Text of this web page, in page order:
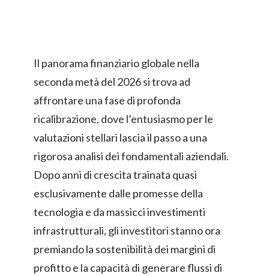
Il panorama finanziario globale nella
seconda metà del 2026 si trova ad
affrontare una fase di profonda
ricalibrazione, dove l’entusiasmo per le
valutazioni stellari lascia il passo a una
rigorosa analisi dei fondamentali aziendali.
Dopo anni di crescita trainata quasi
esclusivamente dalle promesse della
tecnologia e da massicci investimenti
infrastrutturali, gli investitori stanno ora
premiando la sostenibilità dei margini di
profitto e la capacità di generare flussi di